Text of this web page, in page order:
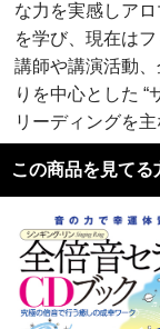
な力を実感しア
を学び、現在は
講師や講演活動
りを中心とした “
リーディングを
この商品を見て